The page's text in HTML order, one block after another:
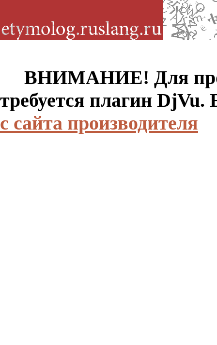
ВНИМАНИЕ! Для
требуется плагин
с сайта производителя